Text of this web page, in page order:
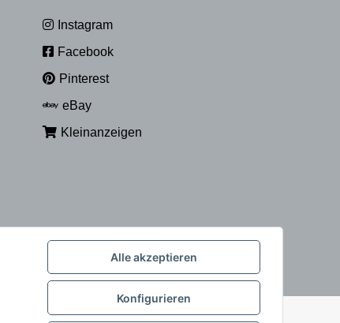
Instagram
Facebook
Pinterest
eBay
Kleinanzeigen
Alle akzeptieren
Konfigurieren